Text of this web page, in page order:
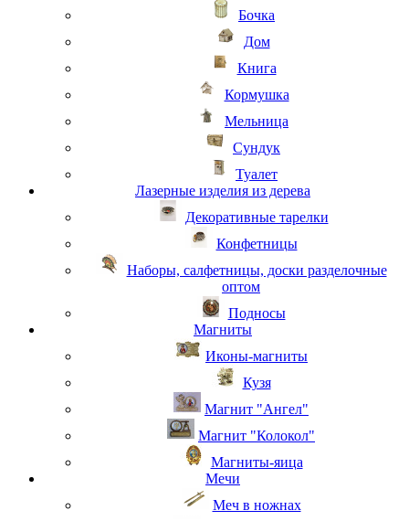
Бочка
Дом
Книга
Кормушка
Мельница
Сундук
Туалет
Лазерные изделия из дерева
Декоративные тарелки
Конфетницы
Наборы, салфетницы, доски разделочные
оптом
Подносы
Магниты
Иконы-магниты
Кузя
Магнит "Ангел"
Магнит "Колокол"
Магниты-яица
Мечи
Меч в ножнах